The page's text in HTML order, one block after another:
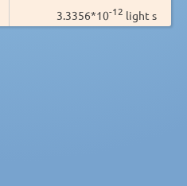
3.3356*10-12 light s